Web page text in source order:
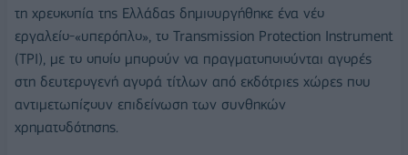
τη χρεοκοπία της Ελλάδας δημιουργήθηκε ένα νέο
εργαλείο-«υπερόπλο», το Transmission Protection Instrument
(TPI), με το οποίο μπορούν να πραγματοποιούνται αγορές
στη δευτερογενή αγορά τίτλων από εκδότριες χώρες που
αντιμετωπίζουν επιδείνωση των συνθηκών
χρηματοδότησης.